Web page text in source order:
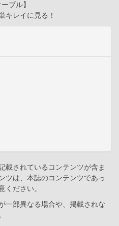
ブル】
レイに見る！
載されているコンテンツが含ま
ツは、本誌のコンテンツであっ
ください。
一部異なる場合や、掲載されな